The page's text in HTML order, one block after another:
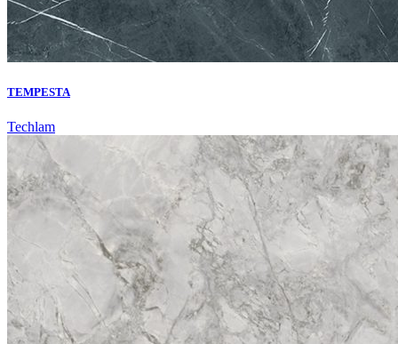
TEMPESTA
Techlam